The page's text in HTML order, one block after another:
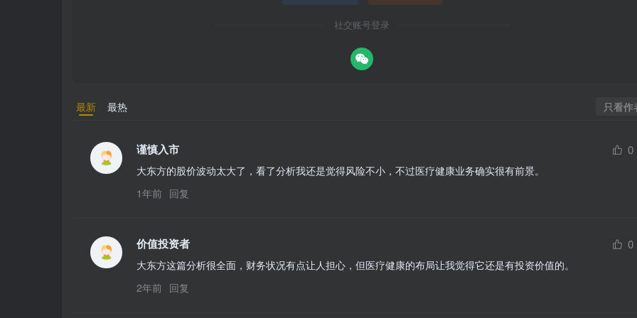
社交账号登录
最新 最热 只看作
谨慎入市 0
大东方的股价波动太大了，看了分析我还是觉得风险不小，不过医疗健康业务确实很有前景。
1年前 回复
价值投资者 0
大东方这篇分析很全面，财务状况有点让人担心，但医疗健康的布局让我觉得它还是有投资价值的。
2年前 回复